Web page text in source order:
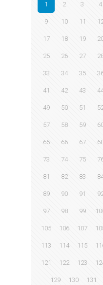
1 2 3 4
9 10 11
17 18 19
25 26 27
33 34 35
41 42 43
49 50 51
57 58 59
65 66 67
73 74 75
81 82 83
89 90 91
97 98 99
105 106 107
113 114 115
121 122 123
129 130 131